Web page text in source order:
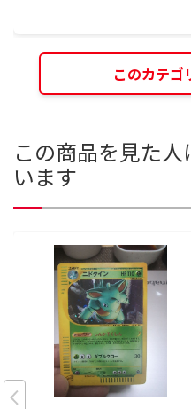
このカテゴ
この商品を見た
います